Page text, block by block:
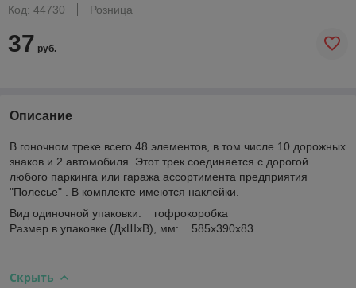
Код: 44730
Розница
37 руб.
Описание
В гоночном треке всего 48 элементов, в том числе 10 дорожных
знаков и 2 автомобиля. Этот трек соединяется с дорогой
любого паркинга или гаража ассортимента предприятия
"Полесье" . В комплекте имеются наклейки.
Вид одиночной упаковки: гофрокоробка
Размер в упаковке (ДхШхВ), мм: 585х390х83
Скрыть